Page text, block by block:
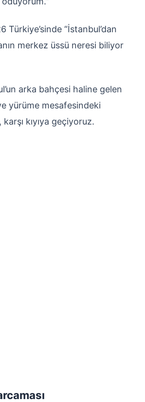
“İstanbul’dan
merkez üssü neresi biliyor
arka bahçesi haline gelen
yürüme mesafesindeki
kıyıya geçiyoruz.